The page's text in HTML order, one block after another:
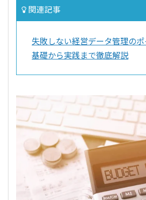
関連記事
失敗しない経営データ管理の
基礎から実践まで徹底解説